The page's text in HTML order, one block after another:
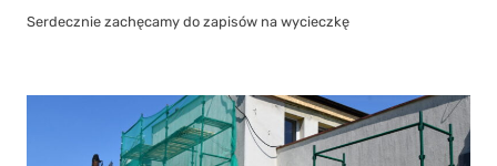
Serdecznie zachęcamy do zapisów na wycieczkę